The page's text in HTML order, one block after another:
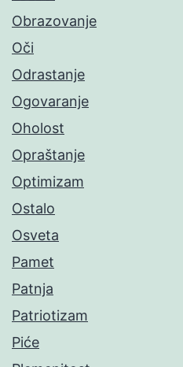
Obrazovanje
Oči
Odrastanje
Ogovaranje
Oholost
Opraštanje
Optimizam
Ostalo
Osveta
Pamet
Patnja
Patriotizam
Piće